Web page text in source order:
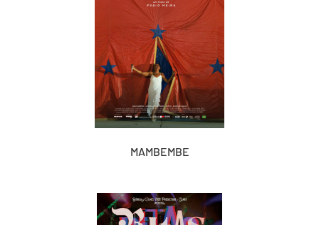
MAMBEMBE